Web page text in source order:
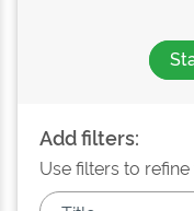
Add filters:
Use filters to